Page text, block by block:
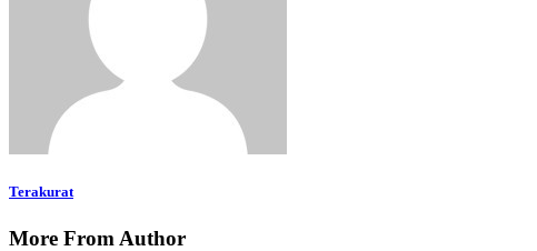
Terakurat
More From Author